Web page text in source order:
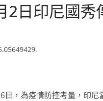
2日印尼國
日，為疫情防控考量，印